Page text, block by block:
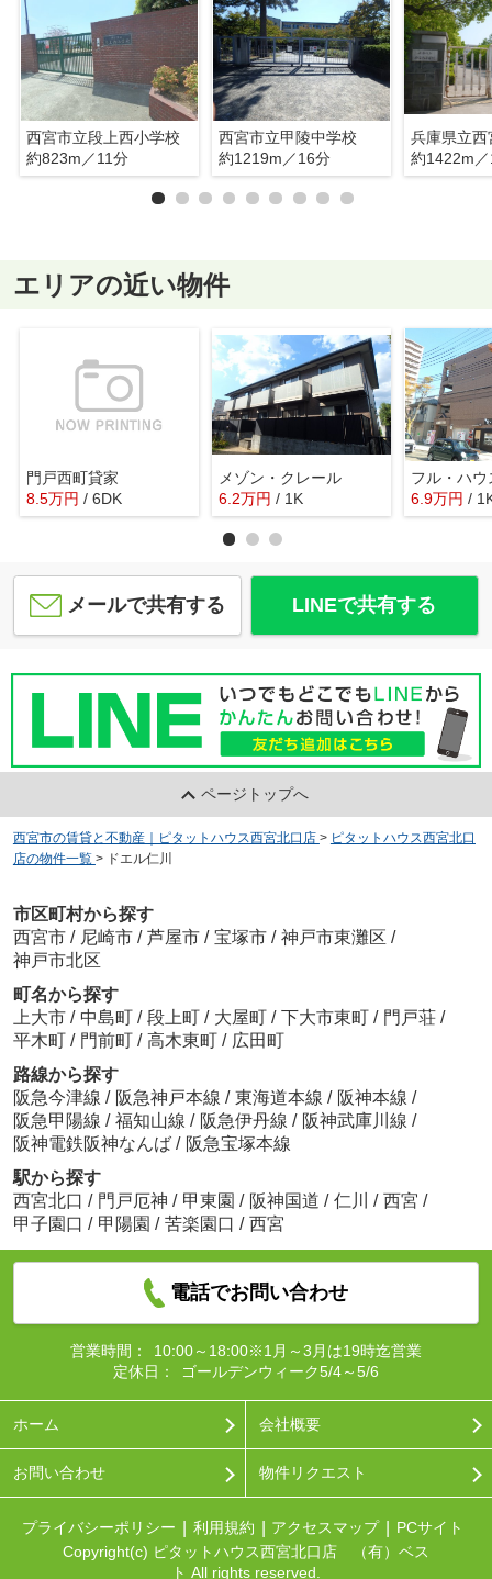
西宮市立段上西小学校
約823m／11分
西宮市立甲陵中学校
約1219m／16分
兵庫県立西
約1422m
エリアの近い物件
門戸西町貸家
8.5万円 / 6DK
メゾン・クレール
6.2万円 / 1K
フル・ハウ
6.9万円 /
メールで共有する LINEで共有する
ページトップへ
西宮市の賃貸と不動産｜ピタットハウス西宮北口店 > ピタットハウス西宮北口
店の物件一覧 > ドエル仁川
市区町村から探す
西宮市 / 尼崎市 / 芦屋市 / 宝塚市 / 神戸市東灘区 /
神戸市北区
町名から探す
上大市 / 中島町 / 段上町 / 大屋町 / 下大市東町 / 門戸荘 /
平木町 / 門前町 / 高木東町 / 広田町
路線から探す
阪急今津線 / 阪急神戸本線 / 東海道本線 / 阪神本線 /
阪急甲陽線 / 福知山線 / 阪急伊丹線 / 阪神武庫川線 /
阪神電鉄阪神なんば / 阪急宝塚本線
駅から探す
西宮北口 / 門戸厄神 / 甲東園 / 阪神国道 / 仁川 / 西宮 /
甲子園口 / 甲陽園 / 苦楽園口 / 西宮
電話でお問い合わせ
営業時間：
10:00～18:00※1月～3月は19時迄営業
定休日：
ゴールデンウィーク5/4～5/6
ホーム 会社概要
お問い合わせ 物件リクエスト
プライバシーポリシー 利用規約 アクセスマップ
PCサイト
Copyright(c) ピタットハウス西宮北口店 （有）ベス
ト All rights reserved.